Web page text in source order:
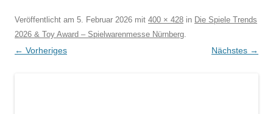
Veröffentlicht am 5. Februar 2026 mit 400 × 428 in Die Spiele Trends
2026 & Toy Award – Spielwarenmesse Nürnberg.
← Vorheriges Nächstes →